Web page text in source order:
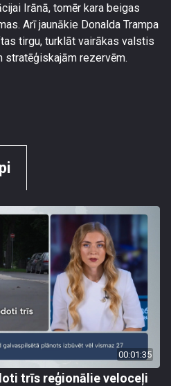
Irānā, tomēr kara beigas
Arī jaunākie Donalda Trampa
tirgu, turklāt vairākas valstis
rezervēm.
00:01:35
trīs reģionālie veloceļi